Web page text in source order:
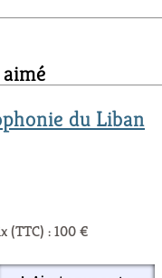
du Liban
(TTC) : 100 €